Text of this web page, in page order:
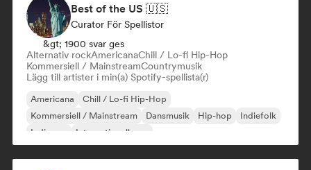
Best of the US 🇺🇸
Curator För Spellistor
&gt; 1900 svar ges
Alternativ rockAmericanaChill / Lo-fi Hip-Hop
Kommersiell / MainstreamCountrymusik
Lägg till artister i min(a) Spotify-spellista(r)
Americana
Chill / Lo-fi Hip-Hop
Kommersiell / Mainstream
Dansmusik Hip-hop
Indiefolk
Indiepop
Internationell pop